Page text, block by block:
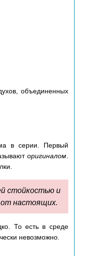
объединенных
в серии. Первый
оригиналом.
стойкостью и
от настоящих.
То есть в среде
невозможно.